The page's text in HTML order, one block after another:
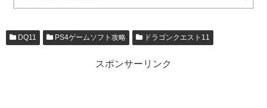
DQ11 PS4ゲームソフト攻略 ドラゴンクエスト11
スポンサーリンク